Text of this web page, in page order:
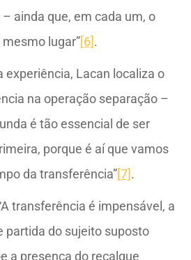
ainda que, em cada um, o
lugar”[6].
experiência, Lacan localiza o
na operação separação –
é tão essencial de ser
porque é aí que vamos
da transferência”[7].
transferência é impensável, a
partida do sujeito suposto
a presença do recalque